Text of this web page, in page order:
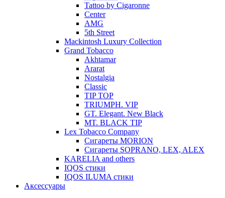
Tattoo by Cigaronne
Center
AMG
5th Street
Mackintosh Luxury Collection
Grand Tobacco
Akhtamar
Ararat
Nostalgia
Classic
TIP TOP
TRIUMPH. VIP
GT. Elegant. New Black
MT. BLACK TIP
Lex Tobacco Company
Сигареты MORION
Сигареты SOPRANO, LEX, ALEX
KARELIA and others
IQOS стики
IQOS ILUMA стики
Аксессуары